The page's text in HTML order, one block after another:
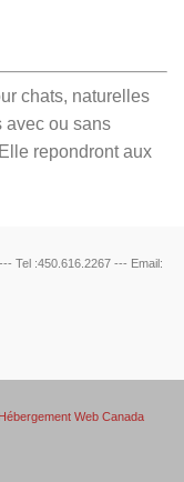
chats, naturelles
avec ou sans
repondront aux
Tel :450.616.2267 --- Email:
Hébergement Web Canada